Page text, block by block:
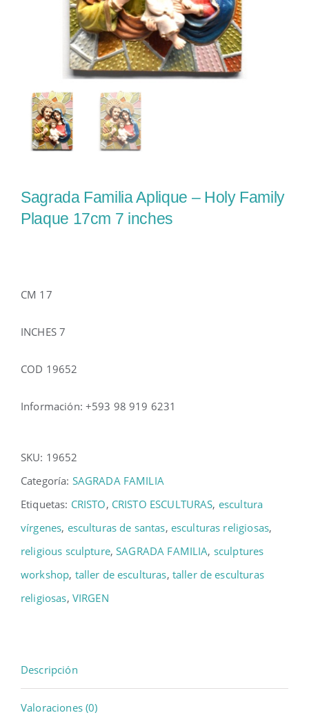
Sagrada Familia Aplique – Holy Family
Plaque 17cm 7 inches
CM 17
INCHES 7
COD 19652
Información: +593 98 919 6231
SKU: 19652
Categoría: SAGRADA FAMILIA
Etiquetas: CRISTO, CRISTO ESCULTURAS, escultura
vírgenes, esculturas de santas, esculturas religiosas,
religious sculpture,SAGRADA FAMILIA, sculptures
workshop, taller de esculturas, taller de esculturas
religiosas, VIRGEN
Descripción
Valoraciones (0)